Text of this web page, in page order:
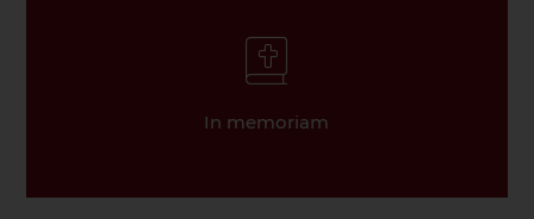
In memoriam